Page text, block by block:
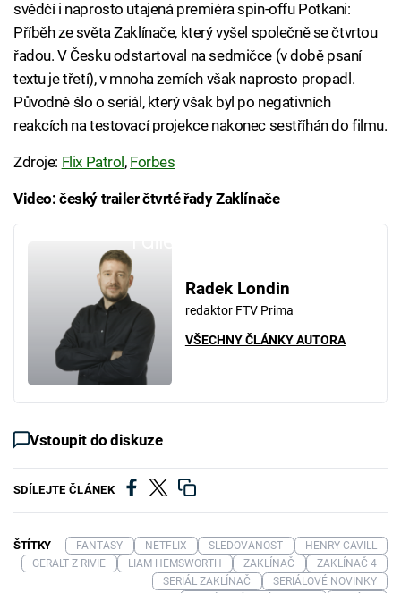
svědčí i naprosto utajená premiéra spin-offu Potkani:
Příběh ze světa Zaklínače, který vyšel společně se čtvrtou
řadou. V Česku odstartoval na sedmičce (v době psaní
textu je třetí), v mnoha zemích však naprosto propadl.
Původně šlo o seriál, který však byl po negativních
reakcích na testovací projekce nakonec sestříhán do filmu.
Zdroje: Flix Patrol , Forbes
Video: český trailer čtvrté řady Zaklínače
Radek Londin
redaktor FTV Prima
VŠECHNY ČLÁNKY AUTORA
Vstoupit do diskuze
SDÍLEJTE ČLÁNEK
ŠTÍTKY FANTASY NETFLIX SLEDOVANOST
HENRY CAVILL
GERALT Z RIVIE
LIAM HEMSWORTH ZAKLÍNAČ
ZAKLÍNAČ 4
SERIÁL ZAKLÍNAČ
SERIÁLOVÉ NOVINKY